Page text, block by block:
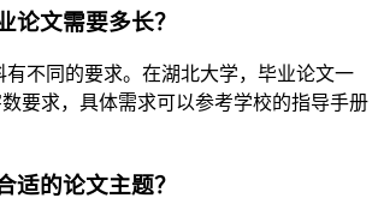
论文需要多长？
有不同的要求。在湖北大学，毕业论文一
要求，具体需求可以参考学校的指导手册
适的论文主题？